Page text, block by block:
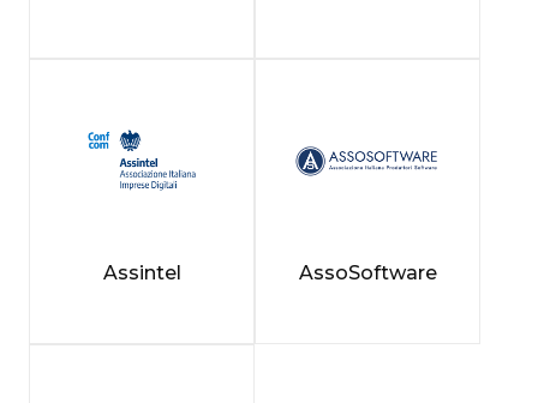
Assintel AssoSoftware